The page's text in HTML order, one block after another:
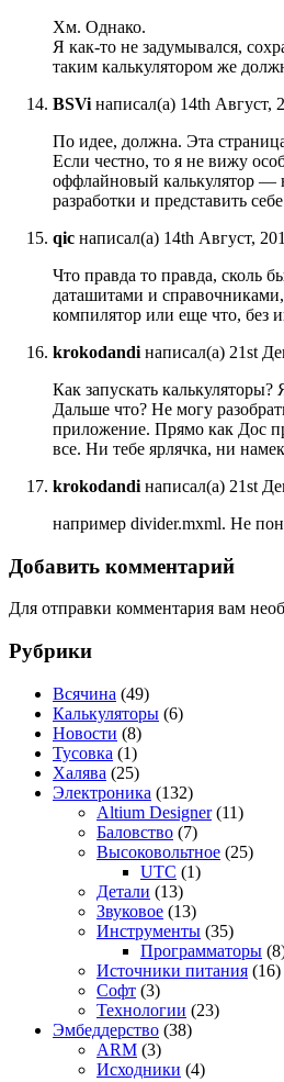
Хм. Однако.
Я как-то не задумывался,
таким калькулятором же
BSVi написал(а) 14th Август,
По идее, должна. Эта
Если честно, то я не вижу
оффлайновый калькулятор —
разработки и представить
qic написал(а) 14th Август,
Что правда то правда, сколь
даташитами и справочниками,
компилятор или еще что, без
krokodandi написал(а) 21st
Как запускать калькуляторы?
Дальше что? Не могу
приложение. Прямо как Дос
все. Ни тебе ярлячка, ни
krokodandi написал(а) 21st
например divider.mxml. Не
Добавить комментарий
Для отправки комментария вам
Рубрики
Всячина (49)
Калькуляторы (6)
Новости (8)
Тусовка (1)
Халява (25)
Электроника (132)
Altium Designer(11)
Баловство (7)
Высоковольтное (25)
UTC (1)
Детали (13)
Звуковое (13)
Инструменты (35)
Программаторы
Источники питания (16)
Софт (3)
Технологии (23)
Эмбеддерство (38)
ARM (3)
Исходники (4)